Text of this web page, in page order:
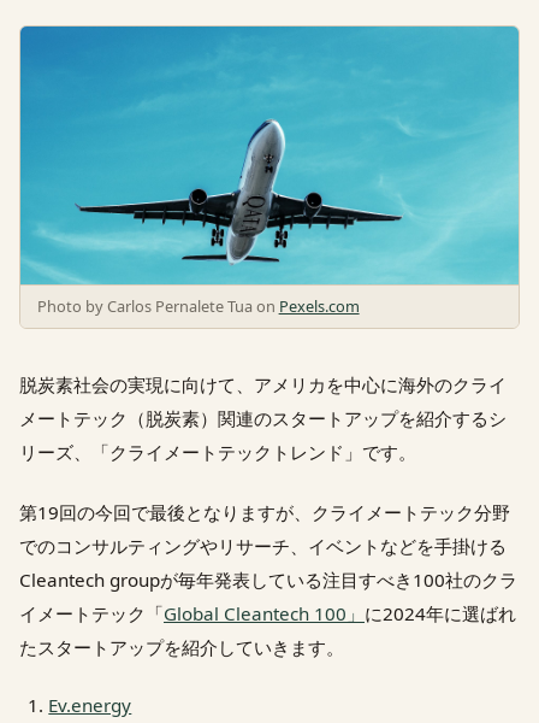
Photo by Carlos Pernalete Tua on Pexels.com
脱炭素社会の実現に向けて、アメリカを中心に海外のクライ
メートテック（脱炭素）関連のスタートアップを紹介するシ
リーズ、「クライメートテックトレンド」です。
第19回の今回で最後となりますが、クライメートテック分野
でのコンサルティングやリサーチ、イベントなどを手掛ける
Cleantech groupが毎年発表している注目すべき100社のクラ
イメートテック「Global Cleantech 100」 に2024年に選ばれ
たスタートアップを紹介していきます。
Ev.energy